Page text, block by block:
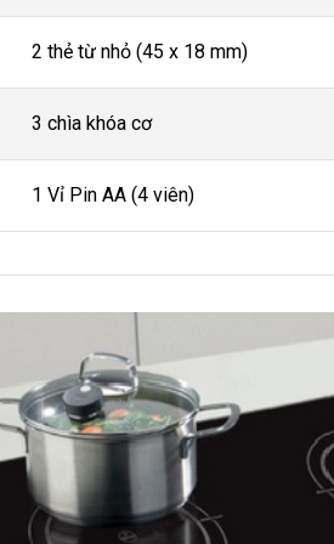
2 thẻ từ nhỏ (45 x 18 mm)
3 chìa khóa cơ
1 Vỉ Pin AA (4 viên)